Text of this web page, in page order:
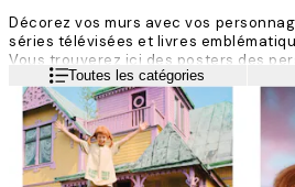
Décorez vos murs avec vos
séries télévisées et livres
Vous trouverez ici des posters des
connaissons et aimons tous, tirés de
plus emblématiques de l’Histoire.
Lire la suiteToutes les catégories